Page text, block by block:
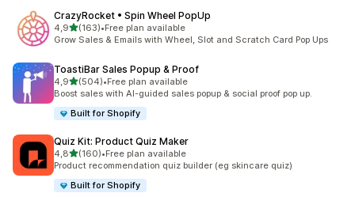
CrazyRocket • Spin Wheel PopUp
4,9z 5 hvězd
(163)
Celkový počet recenzí: 163
•Free plan available
Grow Sales & Emails with Wheel, Slot and Scratch Card Pop Ups
ToastiBar Sales Popup & Proof
4,9z 5 hvězd
(504)
Celkový počet recenzí: 504
•Free plan available
Boost sales with AI-guided sales popup & social proof pop up.
Built for Shopify
Quiz Kit: Product Quiz Maker
4,8z 5 hvězd
(160)
Celkový počet recenzí: 160
•Free plan available
Product recommendation quiz builder (eg skincare quiz)
Built for Shopify